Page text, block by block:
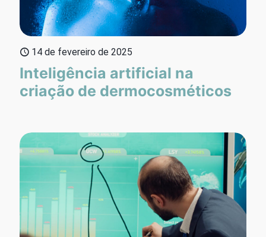
14 de fevereiro de 2025
Inteligência artificial na
criação de dermocosméticos